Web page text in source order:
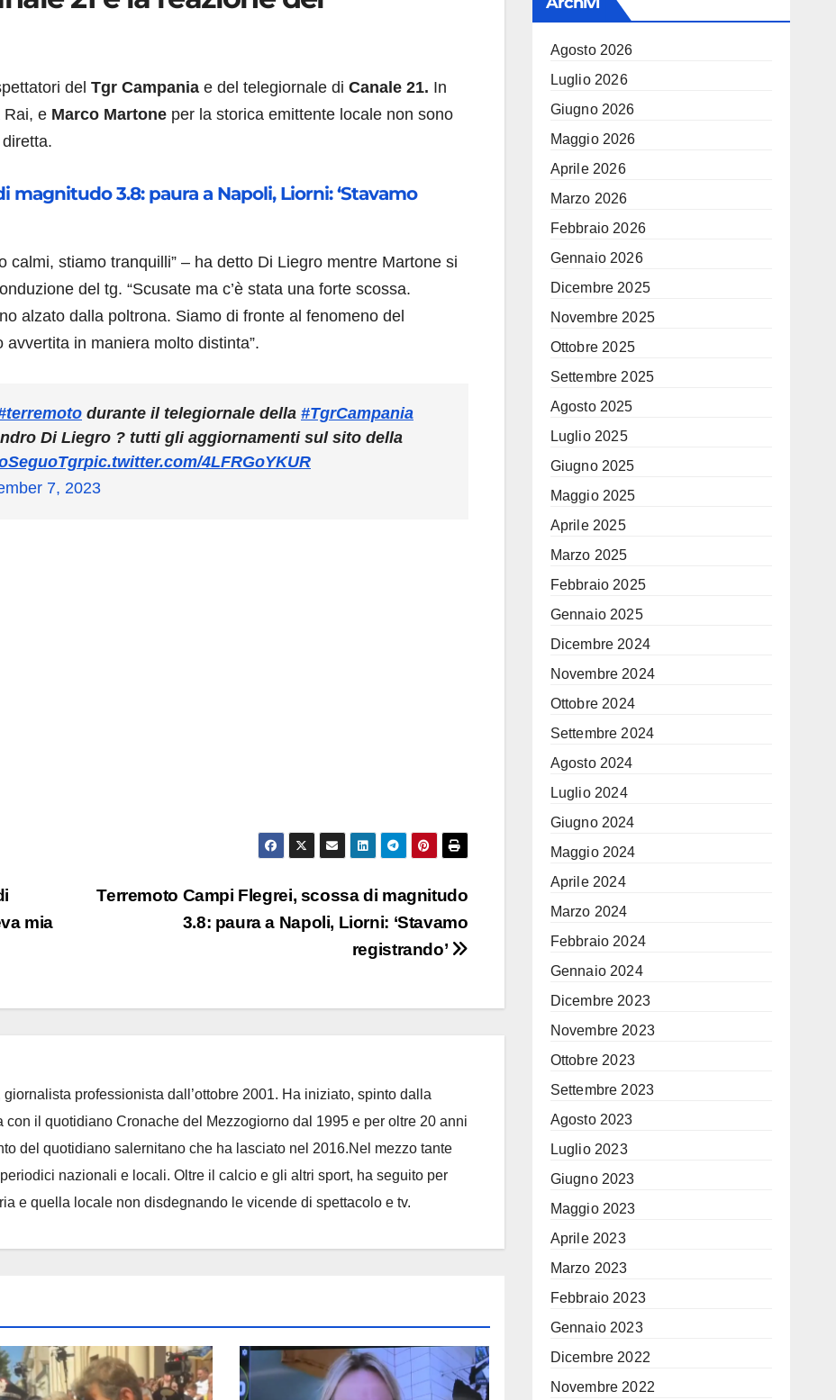
del Tgr Campania e del telegiornale di Canale 21. In
Rai, e Marco Martone per la storica emittente locale non sono
magnitudo 3.8: paura a Napoli, Liorni: ‘Stavamo
calmi, stiamo tranquilli” – ha detto Di Liegro mentre Martone si
del tg. “Scusate ma c’è stata una forte scossa.
alzato dalla poltrona. Siamo di fronte al fenomeno del
in maniera molto distinta”.
durante il telegiornale della #TgrCampania
Di Liegro ? tutti gli aggiornamenti sul sito della
pic.twitter.com/4LFRGoYKUR
7, 2023
Terremoto Campi Flegrei, scossa di magnitudo
3.8: paura a Napoli, Liorni: ‘Stavamo
registrando’
mia
giornalista professionista dall’ottobre 2001. Ha iniziato, spinto dalla
con il quotidiano Cronache del Mezzogiorno dal 1995 e per oltre 20 anni
del quotidiano salernitano che ha lasciato nel 2016.Nel mezzo tante
nazionali e locali. Oltre il calcio e gli altri sport, ha seguito per
e quella locale non disdegnando le vicende di spettacolo e tv.
Agosto 2026
Luglio 2026
Giugno 2026
Maggio 2026
Aprile 2026
Marzo 2026
Febbraio 2026
Gennaio 2026
Dicembre 2025
Novembre 2025
Ottobre 2025
Settembre 2025
Agosto 2025
Luglio 2025
Giugno 2025
Maggio 2025
Aprile 2025
Marzo 2025
Febbraio 2025
Gennaio 2025
Dicembre 2024
Novembre 2024
Ottobre 2024
Settembre 2024
Agosto 2024
Luglio 2024
Giugno 2024
Maggio 2024
Aprile 2024
Marzo 2024
Febbraio 2024
Gennaio 2024
Dicembre 2023
Novembre 2023
Ottobre 2023
Settembre 2023
Agosto 2023
Luglio 2023
Giugno 2023
Maggio 2023
Aprile 2023
Marzo 2023
Febbraio 2023
Gennaio 2023
Dicembre 2022
Novembre 2022